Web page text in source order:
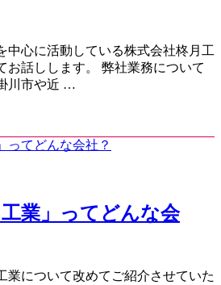
中心に活動している株式会社柊月工
お話しします。 弊社業務について
川市や近 …
工業」ってどんな会
業について改めてご紹介させていた